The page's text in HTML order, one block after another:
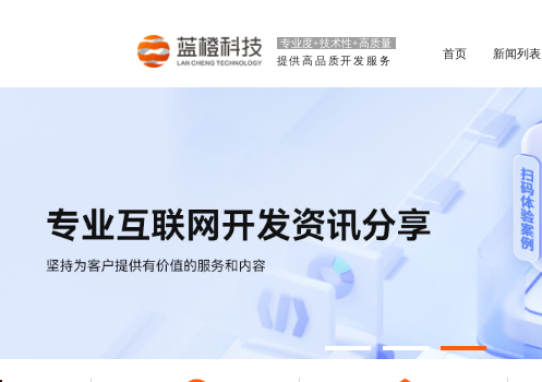
专业度+技术性+高质量
提供高品质开发服务
首页 新闻列表